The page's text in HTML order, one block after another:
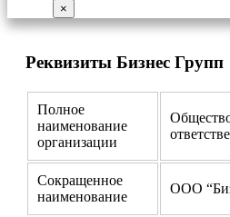
×
Реквизиты Бизнес Групп
Полное
наименование
организации
Сокращенное
наименование
ООО